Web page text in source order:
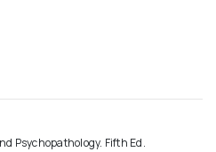
Psychopathology. Fifth Ed.